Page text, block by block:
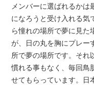
メンバーに選ばれるか
になろうと受け入れる気
ら憧れの場所で夢に見た
が、日の丸を胸にプレー
所で夢の場所です。それ
慣れる事もなく、毎回鳥
せてもらっています。日